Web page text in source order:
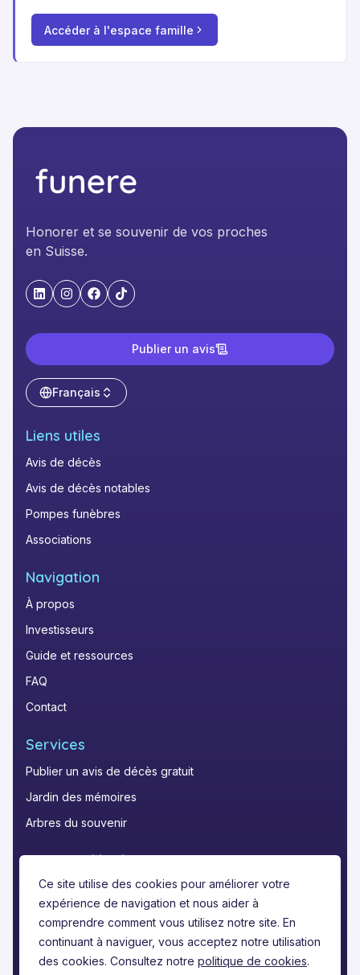
Accéder à l'espace famille
Honorer et se souvenir de vos proches
en Suisse.
"LinkedIn"
"Instagram"
"Facebook"
"TikTok"
Publier un avis
Français
Liens utiles
Avis de décès
Avis de décès notables
Pompes funèbres
Associations
Navigation
À propos
Investisseurs
Guide et ressources
FAQ
Contact
Services
Publier un avis de décès gratuit
Jardin des mémoires
Arbres du souvenir
Mentions légales
Politique de confidentialité
Conditions d'utilisation
Mentions légales
Ce site utilise des cookies pour améliorer votre
expérience de navigation et nous aider à
comprendre comment vous utilisez notre site. En
continuant à naviguer, vous acceptez notre utilisation
des cookies. Consultez notre politique de cookies.